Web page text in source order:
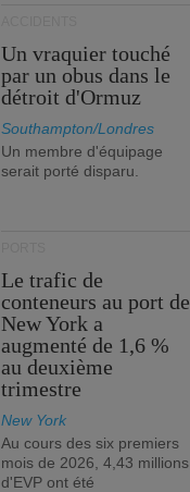
Un vraquier touché
par un obus dans le
détroit d'Ormuz
Southampton/Londres
Un membre d'équipage
serait porté disparu.
Le trafic de
conteneurs au port de
New York a
augmenté de 1,6 %
au deuxième
trimestre
New York
Au cours des six premiers
mois de 2026, 4,43 millions
d'EVP ont été